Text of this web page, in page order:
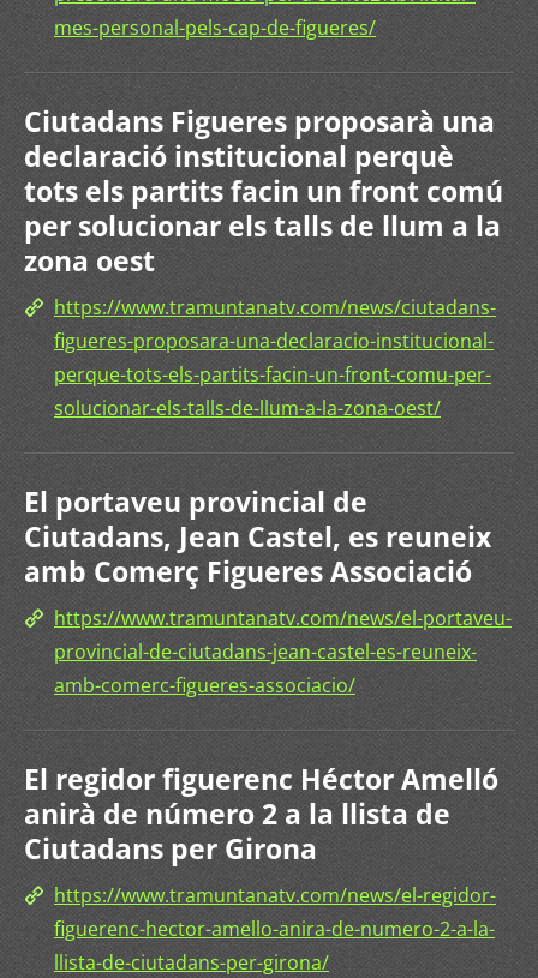
mes-personal-pels-cap-de-figueres/
Ciutadans Figueres proposarà una
declaració institucional perquè
tots els partits facin un front comú
per solucionar els talls de llum a la
zona oest
https://www.tramuntanatv.com/news/ciutadans-
figueres-proposara-una-declaracio-institucional-
perque-tots-els-partits-facin-un-front-comu-per-
solucionar-els-talls-de-llum-a-la-zona-oest/
El portaveu provincial de
Ciutadans, Jean Castel, es reuneix
amb Comerç Figueres Associació
https://www.tramuntanatv.com/news/el-portaveu-
provincial-de-ciutadans-jean-castel-es-reuneix-
amb-comerc-figueres-associacio/
El regidor figuerenc Héctor Amelló
anirà de número 2 a la llista de
Ciutadans per Girona
https://www.tramuntanatv.com/news/el-regidor-
figuerenc-hector-amello-anira-de-numero-2-a-la-
llista-de-ciutadans-per-girona/